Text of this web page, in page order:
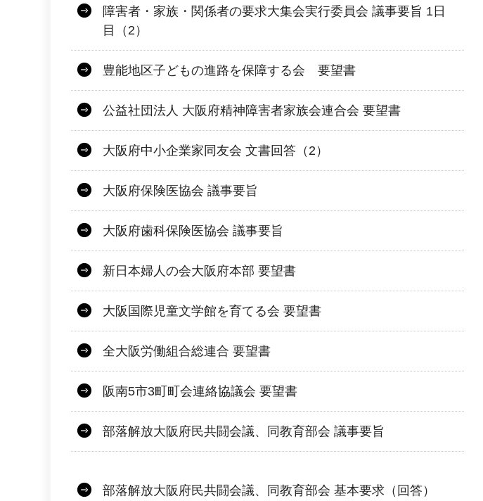
障害者・家族・関係者の要求大集会実行委員会 議事要旨 1日
目（2）
豊能地区子どもの進路を保障する会 要望書
公益社団法人 大阪府精神障害者家族会連合会 要望書
大阪府中小企業家同友会 文書回答（2）
大阪府保険医協会 議事要旨
大阪府歯科保険医協会 議事要旨
新日本婦人の会大阪府本部 要望書
大阪国際児童文学館を育てる会 要望書
全大阪労働組合総連合 要望書
阪南5市3町町会連絡協議会 要望書
部落解放大阪府民共闘会議、同教育部会 議事要旨
部落解放大阪府民共闘会議、同教育部会 基本要求（回答）